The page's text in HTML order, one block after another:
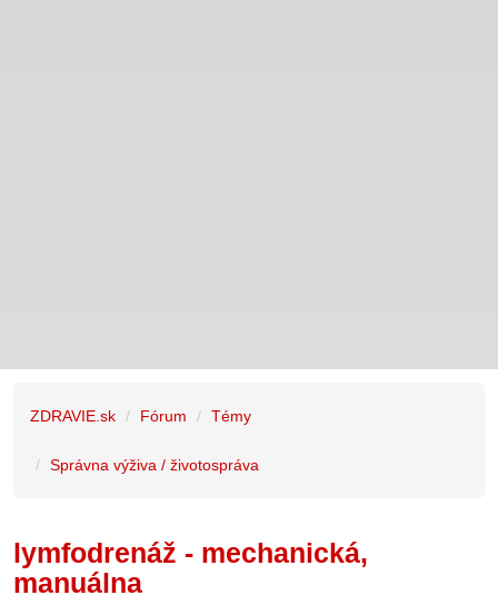
ZDRAVIE.sk Fórum Témy
Správna výživa / životospráva
lymfodrenáž - mechanická,
manuálna